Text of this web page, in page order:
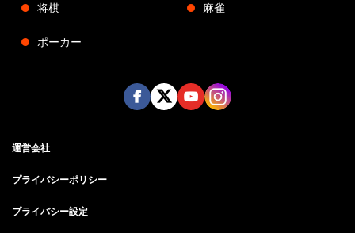
将棋 麻雀
ポーカー
運営会社
プライバシーポリシー
プライバシー設定